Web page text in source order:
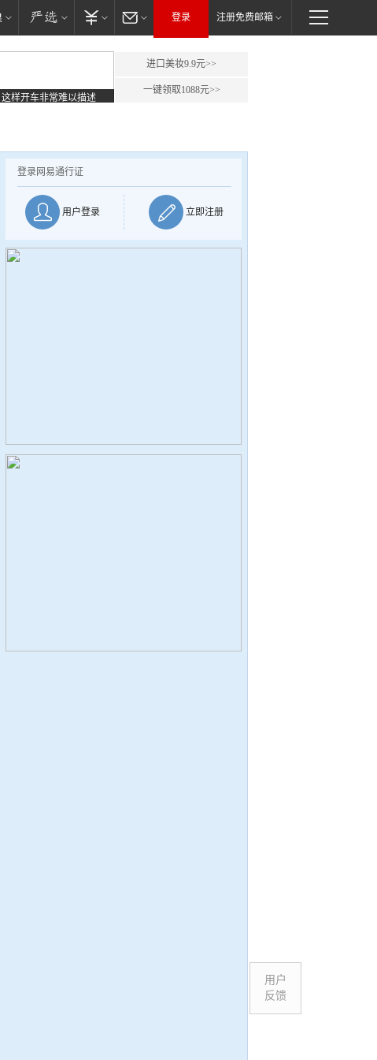
登录 注册免费邮箱
这样开车非常难以描述
进口美妆9.9元>>
一键领取1088元>>
登录网易通行证
用户登录 立即注册
用户
反馈